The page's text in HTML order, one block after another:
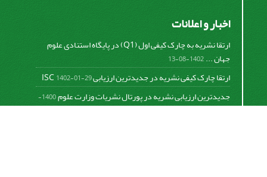
اخبار و اعلانات
ارتقا نشریه به چارک کیفی اول (Q1) در پایگاه استنادی علوم
جهان ...1402-08-13
ارتقا چارک کیفی نشریه در جدیدترین ارزیابی ISC1402-01-29
جدیدترین ارزیابی نشریه در پورتال نشریات وزارت علوم
1400-